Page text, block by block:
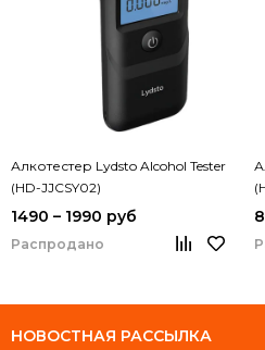
Алкотестер Lydsto Alcohol Tester
(HD-JJCSY02)
1490 – 1990 руб
Распродано
НОВОСТНАЯ РАССЫЛКА